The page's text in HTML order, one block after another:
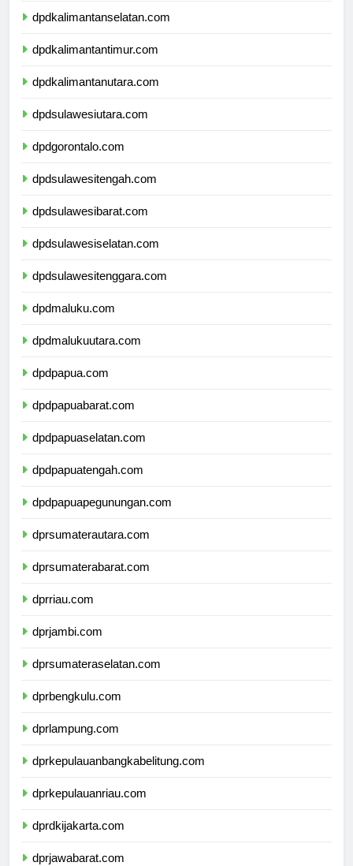
dpdkalimantanselatan.com
dpdkalimantantimur.com
dpdkalimantanutara.com
dpdsulawesiutara.com
dpdgorontalo.com
dpdsulawesitengah.com
dpdsulawesibarat.com
dpdsulawesiselatan.com
dpdsulawesitenggara.com
dpdmaluku.com
dpdmalukuutara.com
dpdpapua.com
dpdpapuabarat.com
dpdpapuaselatan.com
dpdpapuatengah.com
dpdpapuapegunungan.com
dprsumaterautara.com
dprsumaterabarat.com
dprriau.com
dprjambi.com
dprsumateraselatan.com
dprbengkulu.com
dprlampung.com
dprkepulauanbangkabelitung.com
dprkepulauanriau.com
dprdkijakarta.com
dprjawabarat.com